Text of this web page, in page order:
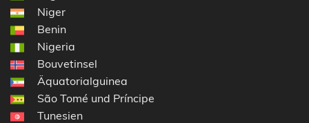
Niger
Benin
Nigeria
Bouvetinsel
Äquatorialguinea
São Tomé und Príncipe
Tunesien